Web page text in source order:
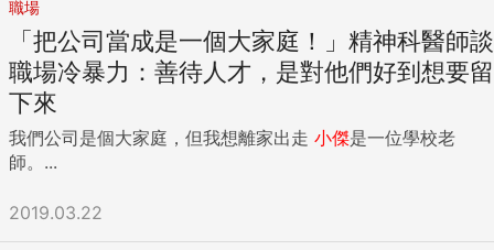
職場
「把公司當成是一個大家庭！」精神科醫師談
職場冷暴力：善待人才，是對他們好到想要留
下來
我們公司是個大家庭，但我想離家出走 小傑是一位學校老
師。...
2019.03.22